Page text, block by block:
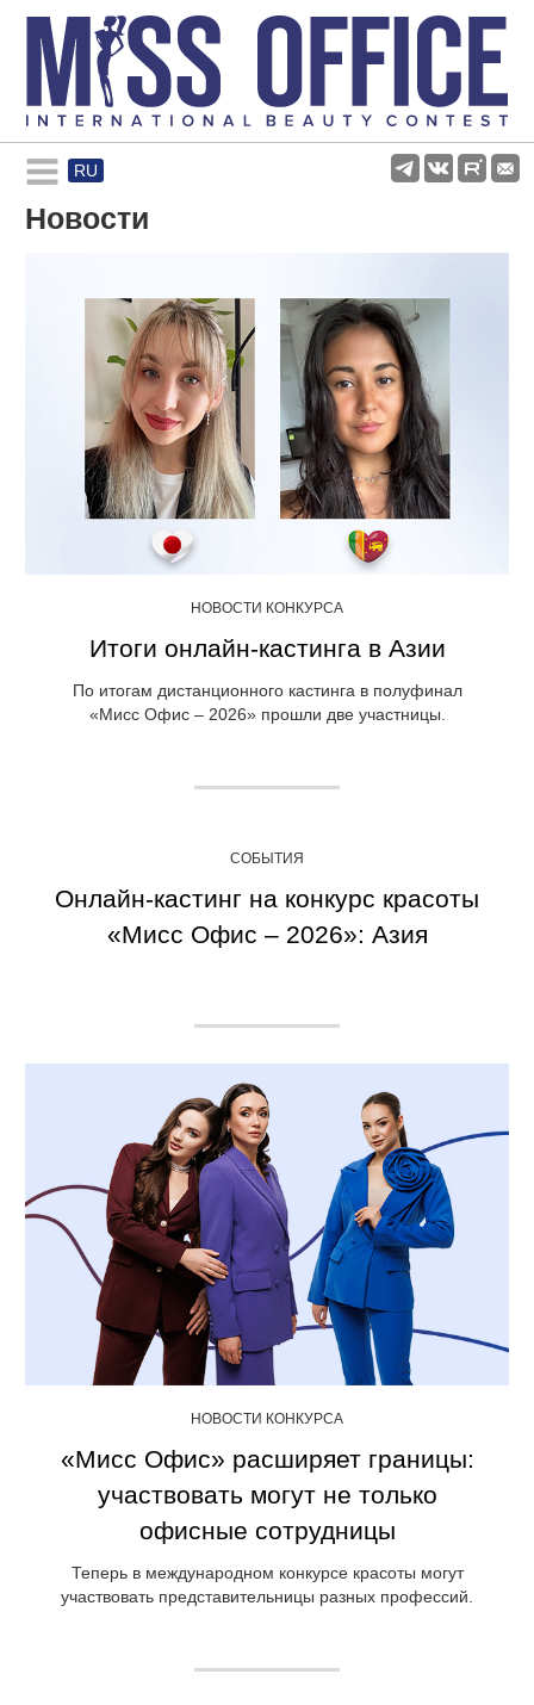
RU
Rules and regulations
Participants
Gallery
Новости
НОВОСТИ КОНКУРСА
Итоги онлайн-кастинга в Азии
По итогам дистанционного кастинга в полуфинал
«Мисс Офис – 2026» прошли две участницы.
СОБЫТИЯ
Онлайн-кастинг на конкурс красоты
«Мисс Офис – 2026»: Азия
НОВОСТИ КОНКУРСА
«Мисс Офис» расширяет границы:
участвовать могут не только
офисные сотрудницы
Теперь в международном конкурсе красоты могут
участвовать представительницы разных профессий.